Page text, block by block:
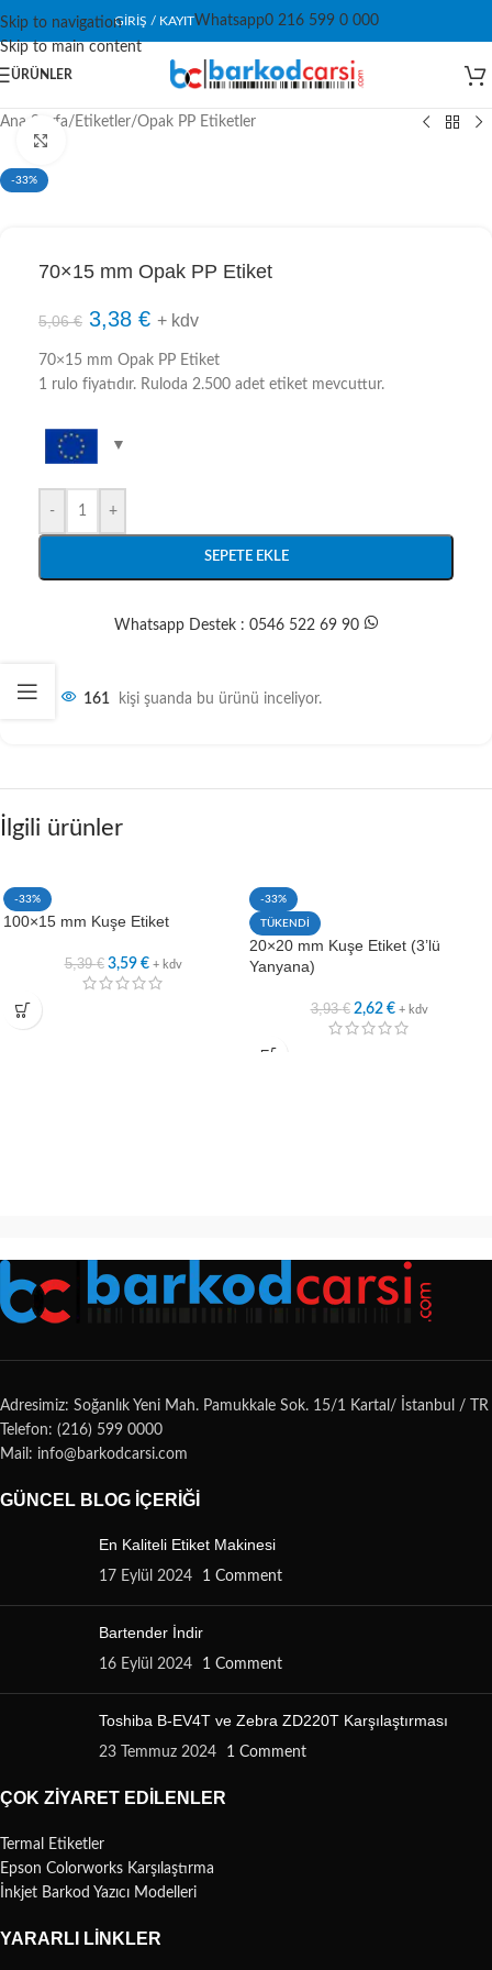
Skip to navigation
Skip to main content
GIRIŞ / KAYITWhatsapp0 216 599 0 000
ÜRÜNLER
Ana Sayfa/ Etiketler/Opak PP Etiketler
-33%
70×15 mm Opak PP Etiket
5,06€ 3,38 € + kdv
70×15 mm Opak PP Etiket
1 rulo fiyatıdır. Ruloda 2.500 adet etiket mevcuttur.
- +
SEPETE EKLE
Whatsapp Destek : 0546 522 69 90
161 kişi şuanda bu ürünü inceliyor.
İlgili ürünler
-33%
100×15 mm Kuşe Etiket
5,39€ 3,59 € + kdv
-33%
TÜKENDİ
20×20 mm Kuşe Etiket (3’lü
Yanyana)
3,93€ 2,62 € + kdv
Adresimiz: Soğanlık Yeni Mah. Pamukkale Sok. 15/1 Kartal/ İstanbul / TR
Telefon: (216) 599 0000
Mail: info@barkodcarsi.com
GÜNCEL BLOG İÇERIĞI
En Kaliteli Etiket Makinesi
17 Eylül 2024 1 Comment
Bartender İndir
16 Eylül 2024 1 Comment
Toshiba B-EV4T ve Zebra ZD220T Karşılaştırması
23 Temmuz 2024 1 Comment
ÇOK ZIYARET EDILENLER
Termal Etiketler
Epson Colorworks Karşılaştırma
İnkjet Barkod Yazıcı Modelleri
YARARLI LINKLER